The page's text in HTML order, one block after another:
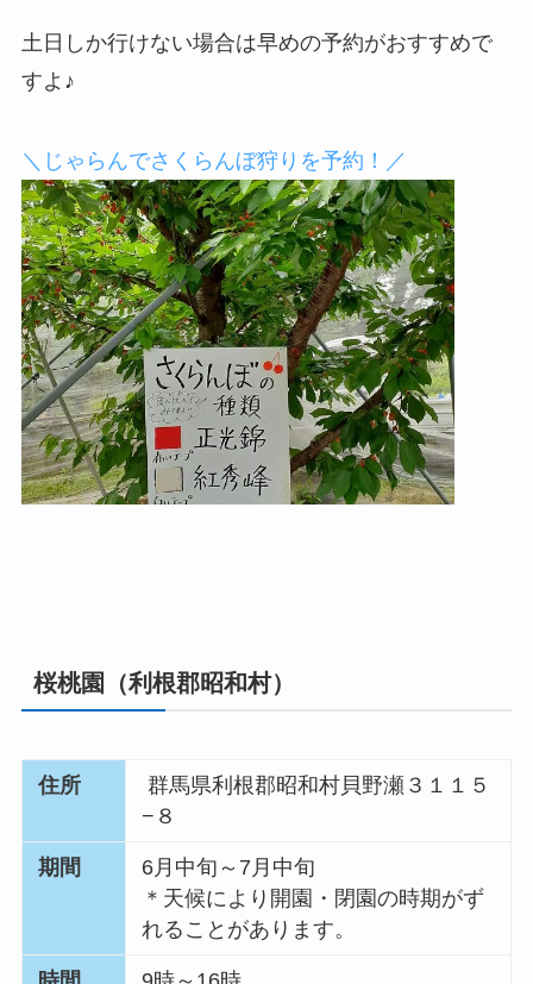
土日しか行けない場合は早めの予約がおすすめで
すよ♪
＼じゃらんでさくらんぼ狩りを予約！／
桜桃園（利根郡昭和村）
住所
群馬県利根郡昭和村貝野瀬３１１５
−８
期間
6月中旬～7月中旬
＊天候により開園・閉園の時期がず
れることがあります。